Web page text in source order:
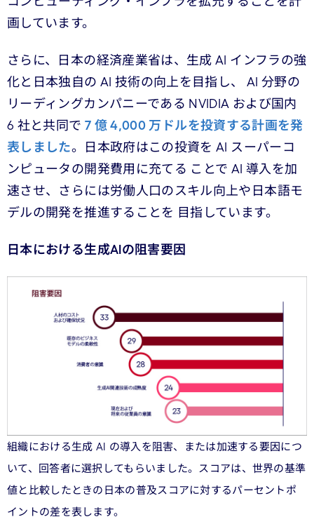
画しています。
さらに、日本の経済産業省は、生成 AI インフラの強
化と日本独自の AI 技術の向上を目指し、 AI 分野の
リーディングカンパニーである NVIDIA および国内
6 社と共同で 7 億 4,000 万ドルを投資する計画を発
表しました。日本政府はこの投資を AI スーパーコ
ンピュータの開発費用に充てる ことで AI 導入を加
速させ、さらには労働人口のスキル向上や日本語モ
デルの開発を推進することを 目指しています。
日本における生成AIの阻害要因
組織における生成 AI の導入を阻害、または加速する要因につ
いて、回答者に選択してもらいました。スコアは、世界の基準
値と比較したときの日本の普及スコアに対するパーセントポ
イントの差を表します。